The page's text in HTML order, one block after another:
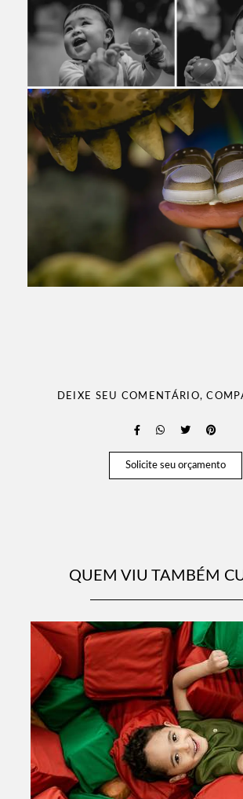
DEIXE SEU COMENTÁRIO,
Solicite seu orçamento
QUEM VIU TAMBÉM